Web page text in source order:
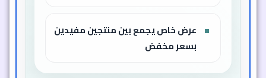
عرض خاص يجمع بين منتجين مفيدين
بسعر مخفض